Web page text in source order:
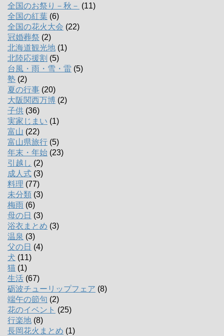
全国のお祭り－秋－ (11)
全国の紅葉 (6)
全国の花火大会 (22)
冠婚葬祭 (2)
北海道観光地 (1)
北陸応援割 (5)
台風・雨・雪・雷 (5)
塾 (2)
夏の行事 (20)
大阪関西万博 (2)
子供 (36)
実家じまい (1)
富山 (22)
富山県旅行 (5)
年末・年始 (23)
引越し (2)
成人式 (3)
料理 (77)
未分類 (3)
梅雨 (6)
母の日 (3)
浴衣まとめ (3)
温泉 (3)
父の日 (4)
犬 (11)
猫 (1)
生活 (67)
砺波チューリップフェア (8)
端午の節句 (2)
花のイベント (25)
行楽地 (8)
長岡花火まとめ (1)